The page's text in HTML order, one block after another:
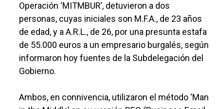
Operación ‘MITMBUR’, detuvieron a dos
personas, cuyas iniciales son M.F.A., de 23 años
de edad, y a A.R.L., de 26, por una presunta estafa
de 55.000 euros a un empresario burgalés, según
informaron hoy fuentes de la Subdelegación del
Gobierno.
Ambos, en connivencia, utilizaron el método ‘Man